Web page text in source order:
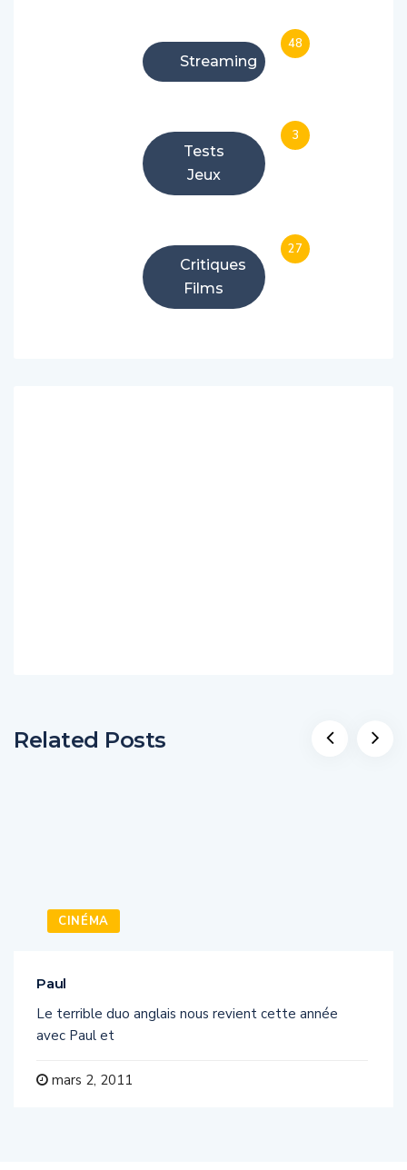
Streaming
48
Tests
Jeux
3
Critiques
Films
27
Related Posts
CINÉMA
Paul
Le terrible duo anglais nous revient cette année
avec Paul et
mars 2, 2011